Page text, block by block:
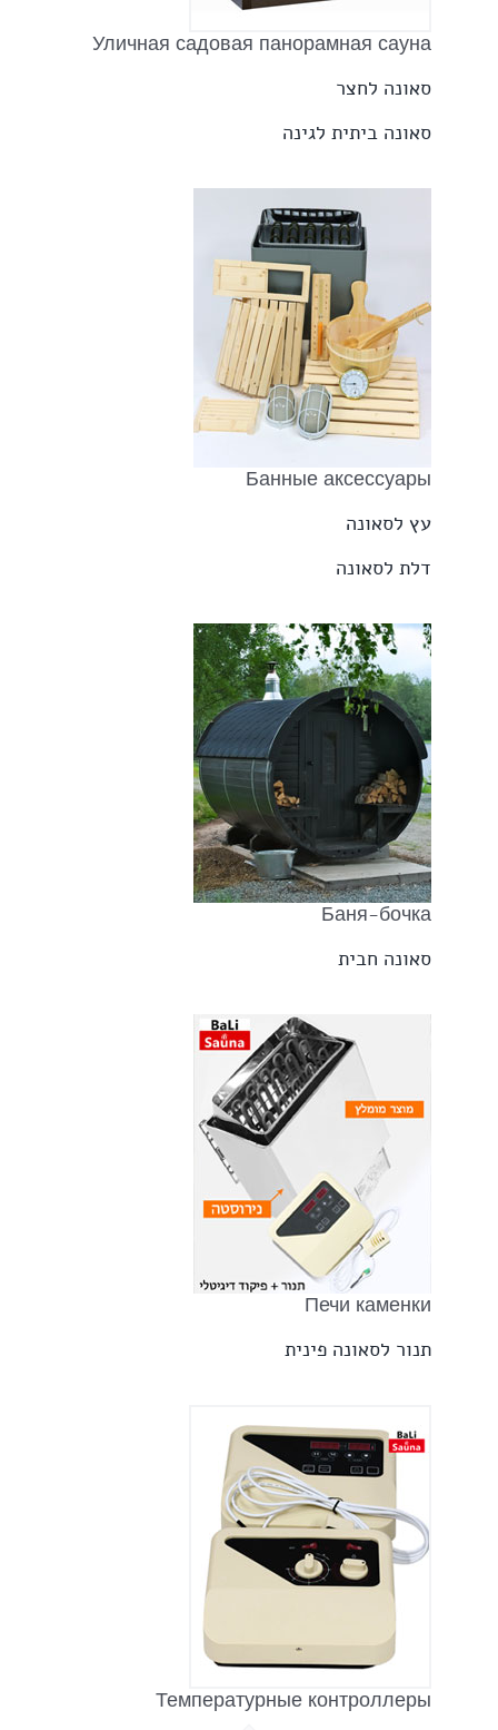
Уличная садовая панорамная сауна
סאונה לחצר
סאונה ביתית לגינה
Банные аксессуары
עץ לסאונה
דלת לסאונה
Баня-бочка
סאונה חבית
Печи каменки
תנור לסאונה פינית
Температурные контроллеры